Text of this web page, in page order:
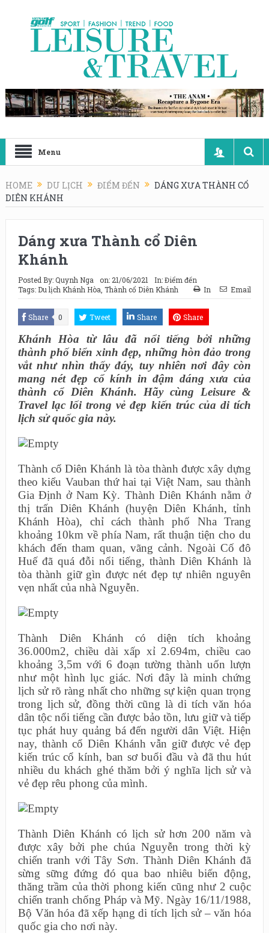
Menu
HOME DU LỊCH ĐIỂM ĐẾN
DÁNG XƯA THÀNH CỔ
DIÊN KHÁNH
Dáng xưa Thành cổ Diên
Khánh
Posted By:Quynh Nga on: 21/06/2021 In:Điểm đến
Tags: Du lịch Khánh Hòa Thành cổ Diên Khánh In Email
Share 0 Tweet Share Share
Khánh Hòa từ lâu đã nổi tiếng bởi những
thành phố biển xinh đẹp, những hòn đảo trong
vắt như nhìn thấy đáy, tuy nhiên nơi đây còn
mang nét đẹp cổ kính in đậm dáng xưa của
thành cổ Diên Khánh. Hãy cùng Leisure &
Travel lạc lối trong vẻ đẹp kiến trúc của di tích
lịch sử quốc gia này.
Thành cổ Diên Khánh là tòa thành được xây dựng
theo kiểu Vauban thứ hai tại Việt Nam, sau thành
Gia Định ở Nam Kỳ. Thành Diên Khánh nằm ở
thị trấn Diên Khánh (huyện Diên Khánh, tỉnh
Khánh Hòa), chỉ cách thành phố Nha Trang
khoảng 10km về phía Nam, rất thuận tiện cho du
khách đến tham quan, vãng cảnh. Ngoài Cố đô
Huế đã quá đỗi nổi tiếng, thành Diên Khánh là
tòa thành giữ gìn được nét đẹp tự nhiên nguyên
vẹn nhất của nhà Nguyễn.
Thành Diên Khánh có diện tích khoảng
36.000m2, chiều dài xấp xỉ 2.694m, chiều cao
khoảng 3,5m với 6 đoạn tường thành uốn lượn
như một hình lục giác. Nơi đây là minh chứng
lịch sử rõ ràng nhất cho những sự kiện quan trọng
trong lịch sử, đồng thời cũng là di tích văn hóa
dân tộc nổi tiếng cần được bảo tồn, lưu giữ và tiếp
tục phát huy quảng bá đến người dân Việt. Hiện
nay, thành cổ Diên Khánh vẫn giữ được vẻ đẹp
kiến trúc cổ kính, ban sơ buổi đầu và đã thu hút
nhiều du khách ghé thăm bởi ý nghĩa lịch sử và
vẻ đẹp rêu phong của mình.
Thành Diên Khánh có lịch sử hơn 200 năm và
được xây bởi phe chúa Nguyễn trong thời kỳ
chiến tranh với Tây Sơn. Thành Diên Khánh đã
sừng sững đứng đó qua bao nhiêu biến động,
thăng trầm của thời phong kiến cũng như 2 cuộc
chiến tranh chống Pháp và Mỹ. Ngày 16/11/1988,
Bộ Văn hóa đã xếp hạng di tích lịch sử – văn hóa
quốc gia cho nơi này.